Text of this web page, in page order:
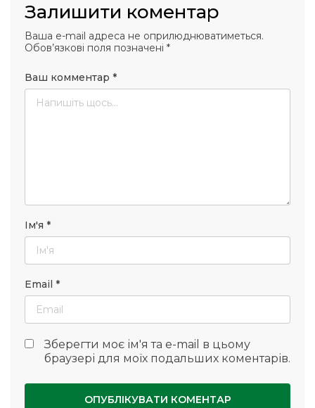
Залишити коментар
Ваша e-mail адреса не оприлюднюватиметься.
Обов’язкові поля позначені *
Ваш комментар *
Ім'я *
Email *
Зберегти моє ім'я та e-mail в цьому
браузері для моїх подальших коментарів.